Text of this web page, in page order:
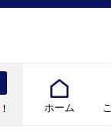
ホーム
！